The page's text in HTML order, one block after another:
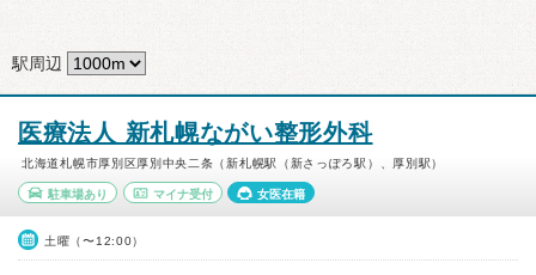
駅周辺
医療法人 新札幌ながい整形外科
北海道札幌市厚別区厚別中央二条（新札幌駅（新さっぽろ駅）、厚別駅）
駐車場あり マイナ受付 女医在籍
土曜（〜12:00）